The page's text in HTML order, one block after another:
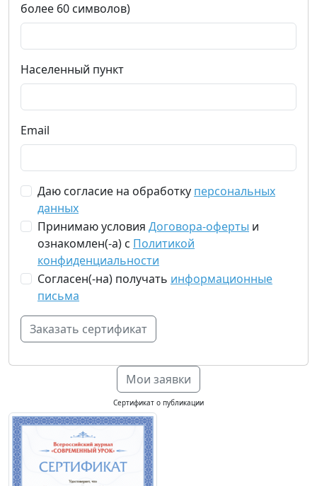
более 60 символов)
Населенный пункт
Email
Даю согласие на обработку персональных
данных
Принимаю условия Договора-оферты и
ознакомлен(-а) с Политикой
конфиденциальности
Согласен(-на) получать информационные
письма
Мои заявки
Сертификат о публикации